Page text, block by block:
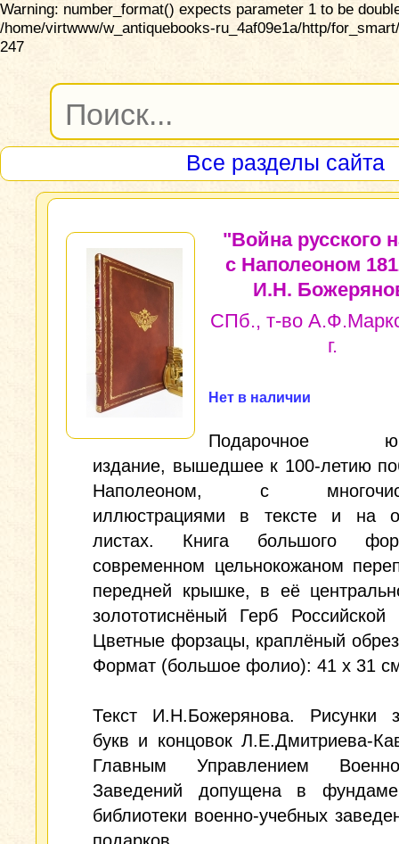
Warning: number_format() expects parameter 1 to be
/home/virtwww/w_antiquebooks-ru_4af09e1a/http/
247
Все разделы сайта
"Война русского
с Наполеоном
И.Н.
СПб., т-во
г.
Нет в наличии
Подарочное
издание, вышедшее к 100-летию
Наполеоном, с
иллюстрациями в тексте и на
листах. Книга большого
современном цельнокожаном
передней крышке, в её
золототиснёный Герб
Цветные форзацы, краплёный
Формат (большое фолио): 41 x 31
Текст И.Н.Божерянова. Рисунки
букв и концовок Л.Е.Дмитриева-
Главным Управлением
Заведений допущена в
библиотеки военно-учебных